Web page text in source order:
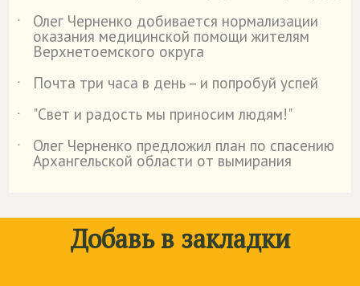
˙
Олег Черненко добивается нормализации
оказания медицинской помощи жителям
Верхнетоемского округа
˙
Почта три часа в день – и попробуй успей
˙
"Свет и радость мы приносим людям!"
˙
Олег Черненко предложил план по спасению
Архангельской области от вымирания
Добавь в закладки